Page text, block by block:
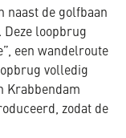
naast de golfbaan
loopbrug
een wandelroute
volledig
Krabbendam
zodat de